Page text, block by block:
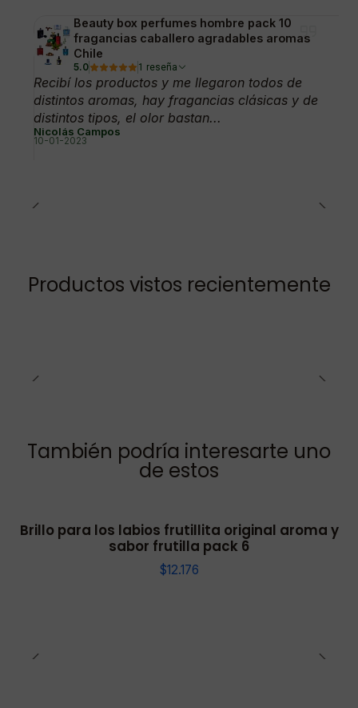
Beauty box perfumes hombre pack 10
fragancias caballero agradables aromas
Chile
5.0 1 reseña
Recibí los productos y me llegaron todos de
distintos aromas, hay fragancias clásicas y de
distintos tipos, el olor bastan...
Nicolás Campos
10-01-2023
Productos vistos recientemente
También podría interesarte uno
de estos
Brillo para los labios frutillita original aroma y
sabor frutilla pack 6
$12.176